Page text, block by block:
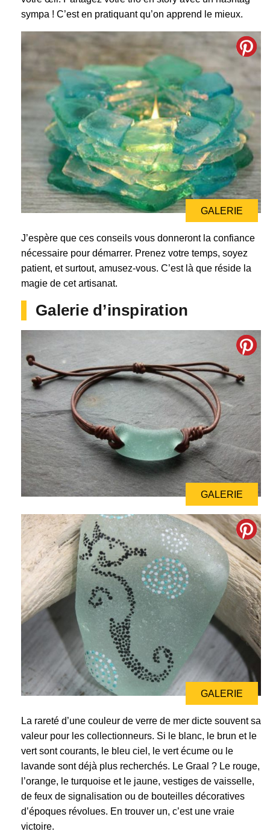
sympa ! C’est en pratiquant qu’on apprend le mieux.
GALERIE
J’espère que ces conseils vous donneront la confiance
nécessaire pour démarrer. Prenez votre temps, soyez
patient, et surtout, amusez-vous. C’est là que réside la
magie de cet artisanat.
Galerie d’inspiration
GALERIE
GALERIE
La rareté d’une couleur de verre de mer dicte souvent sa
valeur pour les collectionneurs. Si le blanc, le brun et le
vert sont courants, le bleu ciel, le vert écume ou le
lavande sont déjà plus recherchés. Le Graal ? Le rouge,
l’orange, le turquoise et le jaune, vestiges de vaisselle,
de feux de signalisation ou de bouteilles décoratives
d’époques révolues. En trouver un, c’est une vraie
victoire.